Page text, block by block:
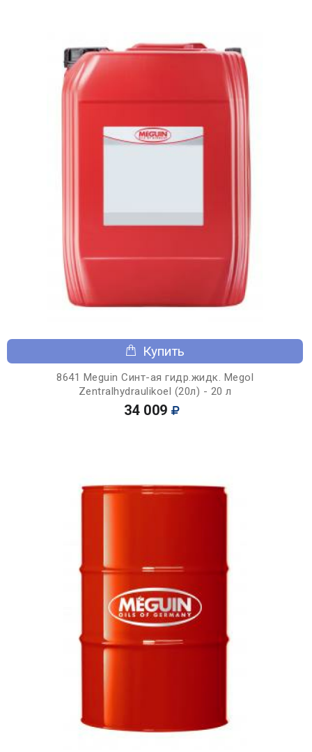
Купить
8641 Meguin Синт-ая гидр.жидк. Megol
Zentralhydraulikoel (20л) - 20 л
34 009